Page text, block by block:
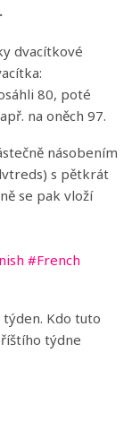
dvacítkové
80, poté
na oněch 97.
násobením
s pětkrát
se pak vloží
#French
Kdo tuto
týdne